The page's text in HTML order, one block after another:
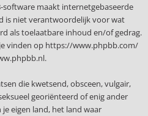
software maakt internetgebaseerde
is niet verantwoordelijk voor wat
als toelaatbare inhoud en/of gedrag.
vinden op https://www.phpbb.com/
.
die kwetsend, obsceen, vulgair,
georiënteerd of enig ander
eigen land, het land waar